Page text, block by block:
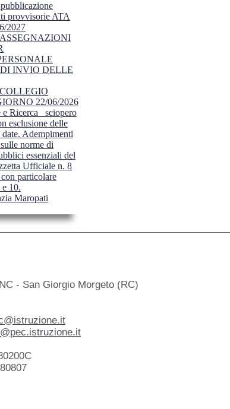
provvisorie ATA
2027
INVIO DELLE
22/06/2026
Ricerca_ sciopero
esclusione delle
Adempimenti
norme di
essenziali del
Ufficiale n. 8
particolare
10.
Maropati
- San Giorgio Morgeto (RC)